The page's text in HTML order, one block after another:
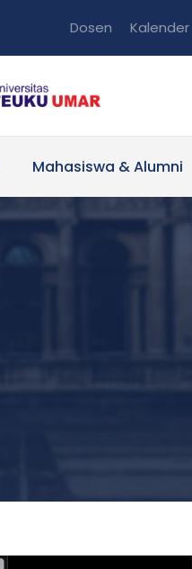
Dosen Kalender
Mahasiswa & Alumni